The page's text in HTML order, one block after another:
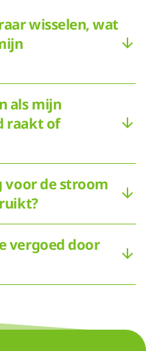
wisselen, wat
als mijn
raakt of
voor de stroom
vergoed door